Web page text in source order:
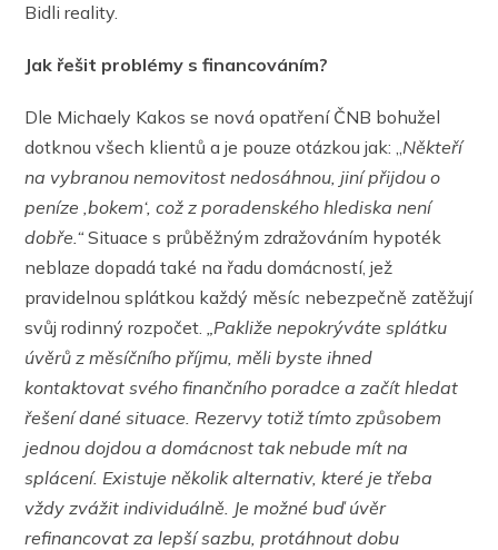
Bidli reality.
Jak řešit problémy s financováním?
Dle Michaely Kakos se nová opatření ČNB bohužel
dotknou všech klientů a je pouze otázkou jak: „Někteří
na vybranou nemovitost nedosáhnou, jiní přijdou o
peníze ,bokem‘, což z poradenského hlediska není
dobře.“Situace s průběžným zdražováním hypoték
neblaze dopadá také na řadu domácností, jež
pravidelnou splátkou každý měsíc nebezpečně zatěžují
svůj rodinný rozpočet.„Pakliže nepokrýváte splátku
úvěrů z měsíčního příjmu, měli byste ihned
kontaktovat svého finančního poradce a začít hledat
řešení dané situace. Rezervy totiž tímto způsobem
jednou dojdou a domácnost tak nebude mít na
splácení. Existuje několik alternativ, které je třeba
vždy zvážit individuálně. Je možné buď úvěr
refinancovat za lepší sazbu, protáhnout dobu